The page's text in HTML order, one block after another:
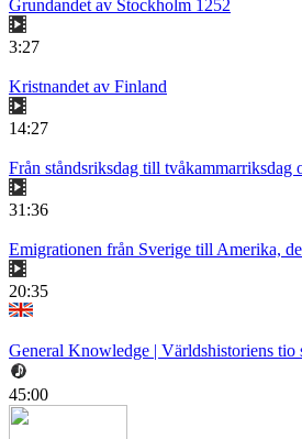
Grundandet av Stockholm 1252
3:27
Kristnandet av Finland
14:27
Från ståndsriksdag till tvåkammarriksdag
31:36
Emigrationen från Sverige till Amerika,
20:35
General Knowledge | Världshistoriens tio
45:00